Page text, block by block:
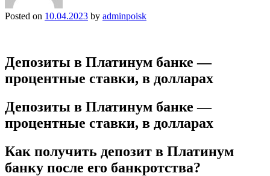
Posted on 10.04.2023 by adminpoisk
Депозиты в Платинум банке —
процентные ставки, в долларах
Депозиты в Платинум банке —
процентные ставки, в долларах
Как получить депозит в Платинум
банку после его банкротства?